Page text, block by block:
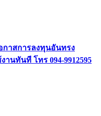
าสการลงทุนอันทรง
นทันที โทร 094-9912595